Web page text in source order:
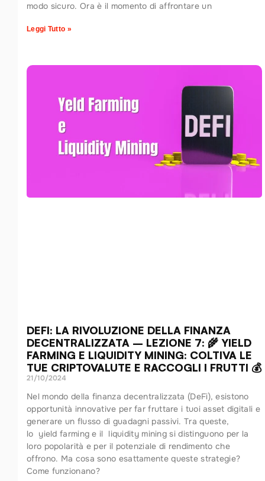
modo sicuro. Ora è il momento di affrontare un
Leggi Tutto »
DEFI: LA RIVOLUZIONE DELLA FINANZA
DECENTRALIZZATA – LEZIONE 7: 🌾 YIELD
FARMING E LIQUIDITY MINING: COLTIVA LE
TUE CRIPTOVALUTE E RACCOGLI I FRUTTI 💰
21/10/2024
Nel mondo della finanza decentralizzata (DeFi), esistono
opportunità innovative per far fruttare i tuoi asset digitali e
generare un flusso di guadagni passivi. Tra queste,
lo yield farming e il liquidity mining si distinguono per la
loro popolarità e per il potenziale di rendimento che
offrono. Ma cosa sono esattamente queste strategie?
Come funzionano?